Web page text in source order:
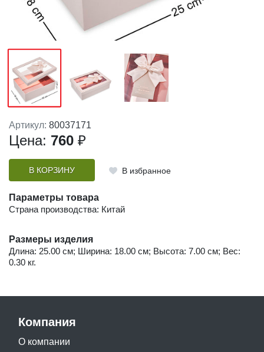
Артикул: 80037171
Цена: 760 ₽
В КОРЗИНУ В избранное
Параметры товара
Страна производства: Китай
Размеры изделия
Длина: 25.00 см; Ширина: 18.00 см; Высота: 7.00 см; Вес:
0.30 кг.
Компания
О компании